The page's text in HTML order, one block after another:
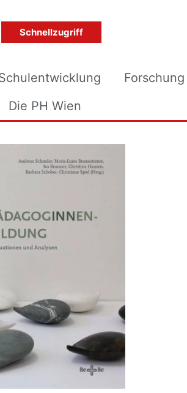
Schnellzugriff
Forschung
Die PH Wien